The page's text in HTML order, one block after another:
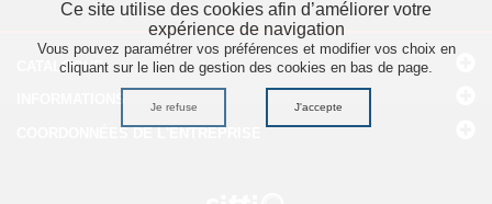
CATALOGUE
Ce site utilise des cookies afin d’améliorer votre
expérience de navigation
Vous pouvez paramétrer vos préférences et modifier vos choix en
cliquant sur le lien de gestion des cookies en bas de page.
Je refuse J'accepte